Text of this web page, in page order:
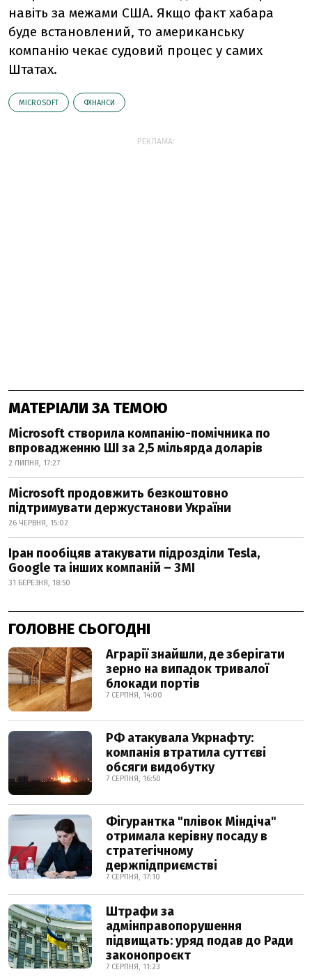
навіть за межами США. Якщо факт хабара
буде встановлений, то американську
компанію чекає судовий процес у самих
Штатах.
MICROSOFT ФІНАНСИ
РЕКЛАМА:
МАТЕРІАЛИ ЗА ТЕМОЮ
Microsoft створила компанію-помічника по
впровадженню ШІ за 2,5 мільярда доларів
2 ЛИПНЯ, 17:27
Microsoft продовжить безкоштовно
підтримувати держустанови України
26 ЧЕРВНЯ, 15:02
Іран пообіцяв атакувати підрозділи Tesla,
Google та інших компаній – ЗМІ
31 БЕРЕЗНЯ, 18:50
ГОЛОВНЕ СЬОГОДНІ
Аграрії знайшли, де зберігати
зерно на випадок тривалої
блокади портів
7 СЕРПНЯ, 14:00
РФ атакувала Укрнафту:
компанія втратила суттєві
обсяги видобутку
7 СЕРПНЯ, 16:50
Фігурантка "плівок Міндіча"
отримала керівну посаду в
стратегічному
держпідприємстві
7 СЕРПНЯ, 17:10
Штрафи за
адмінправопорушення
підвищать: уряд подав до Ради
законопроєкт
7 СЕРПНЯ, 11:23